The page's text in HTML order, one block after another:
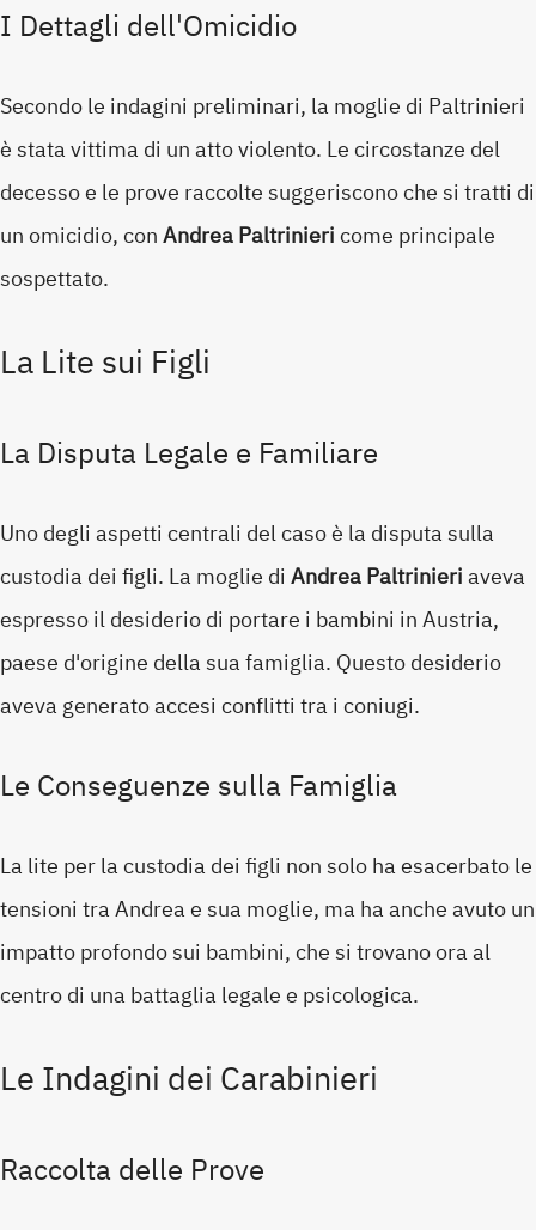
I Dettagli dell'Omicidio
Secondo le indagini preliminari, la moglie di Paltrinieri
è stata vittima di un atto violento. Le circostanze del
decesso e le prove raccolte suggeriscono che si tratti di
un omicidio, conAndrea Paltriniericome principale
sospettato.
La Lite sui Figli
La Disputa Legale e Familiare
Uno degli aspetti centrali del caso è la disputa sulla
custodia dei figli. La moglie di Andrea Paltrinieriaveva
espresso il desiderio di portare i bambini in Austria,
paese d'origine della sua famiglia. Questo desiderio
aveva generato accesi conflitti tra i coniugi.
Le Conseguenze sulla Famiglia
La lite per la custodia dei figli non solo ha esacerbato le
tensioni tra Andrea e sua moglie, ma ha anche avuto un
impatto profondo sui bambini, che si trovano ora al
centro di una battaglia legale e psicologica.
Le Indagini dei Carabinieri
Raccolta delle Prove